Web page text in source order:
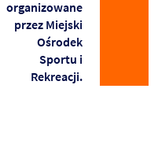
organizowane
przez Miejski
Ośrodek
Sportu i
Rekreacji.